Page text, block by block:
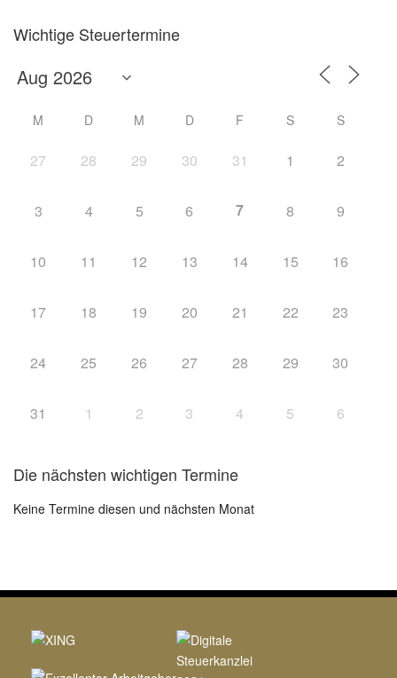
Wichtige Steuertermine
M D M D F S S
27 28 29 30 31 1 2
3 4 5 6 7 8 9
10 11 12 13 14 15 16
17 18 19 20 21 22 23
24 25 26 27 28 29 30
31 1 2 3 4 5 6
Die nächsten wichtigen Termine
Keine Termine diesen und nächsten Monat